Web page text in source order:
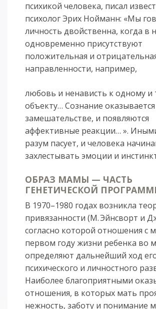
психикой человека, писал
психолог Эрих Нойманн: «Мы
личность двойственна, когда в
одновременно присутствуют
положительная и
направленности, например,
любовь и ненависть к одному и
объекту… Сознание
замешательстве, и появляются
аффективные реакции… ».
разум пасует, и человека
захлестывать эмоции и
ОБРАЗ МАМЫ — ЧАСТЬ
ГЕНЕТИЧЕСКОЙ
В 1970–1980 годах возникла
привязанности (М. Эйнсворт и
согласно которой отношения с
первом году жизни ребенка во
определяют дальнейший ход
психического и личностного
Наиболее благоприятными
отношения, в которых мать
нежность, заботу и понимание